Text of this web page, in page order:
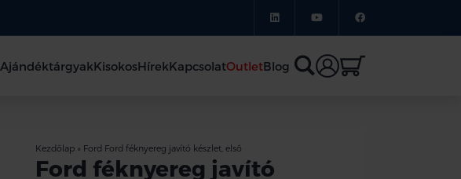
AjándéktárgyakKisokosHírekKapcsolatOutletBlog
Kezdőlap » Ford Ford féknyereg javító készlet, első
Ford féknyereg javító